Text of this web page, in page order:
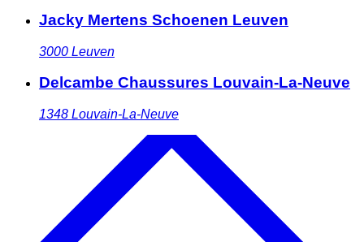
Jacky Mertens Schoenen Leuven
3000 Leuven
Delcambe Chaussures Louvain-La-Neuve
1348 Louvain-La-Neuve